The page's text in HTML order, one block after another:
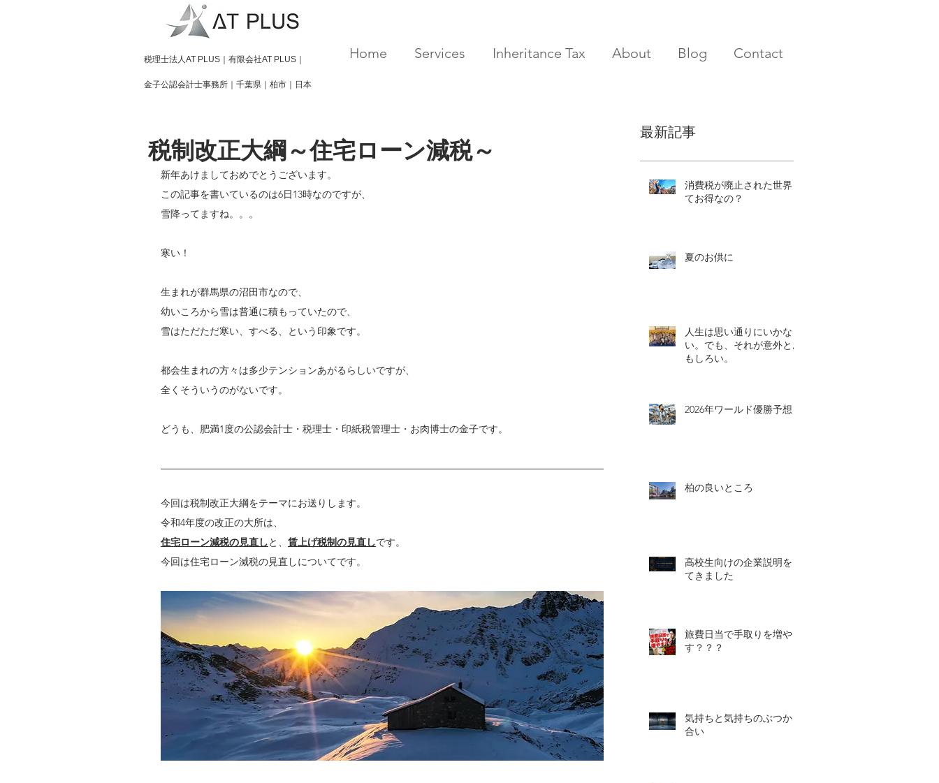
​税理士法人AT PLUS｜有限会社AT PLUS｜
金子公認会計士事務所｜ 千葉県｜柏市｜日本
Home Services Inheritance Tax About Blog Contact
税制改正大綱～住宅ローン減税～
新年あけましておめでとうございます。
この記事を書いているのは6日13時なのですが、
雪降ってますね。。。
寒い！
生まれが群馬県の沼田市なので、
幼いころから雪は普通に積もっていたので、
雪はただただ寒い、すべる、という印象です。
都会生まれの方々は多少テンションあがるらしいですが、
全くそういうのがないです。
どうも、肥満1度の公認会計士・税理士・印紙税管理士・お肉博士の金子です。
今回は税制改正大綱をテーマにお送りします。
令和4年度の改正の大所は、
住宅ローン減税の見直しと、 賃上げ税制の見直しです。
今回は住宅ローン減税の見直しについてです。
最新記事
消費税が廃止された世界っ
てお得なの？
夏のお供に
人生は思い通りにいかな
い。でも、それが意外とお
もしろい。
2026年ワールド優勝予想
柏の良いところ
高校生向けの企業説明をし
てきました
旅費日当で手取りを増や
す？？？
気持ちと気持ちのぶつかり
合い